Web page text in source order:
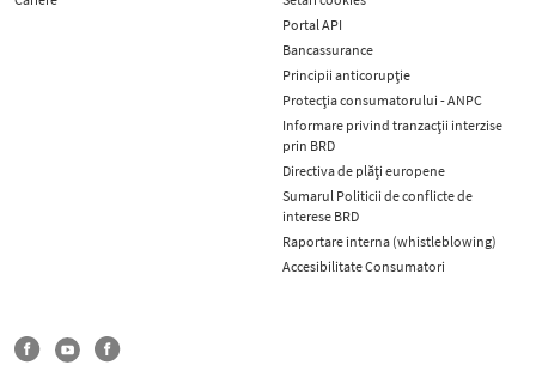
Portal API
Bancassurance
Principii anticorupţie
Protecţia consumatorului - ANPC
Informare privind tranzacții interzise
prin BRD
Directiva de plăți europene
Sumarul Politicii de conflicte de
interese BRD
Raportare interna (whistleblowing)
Accesibilitate Consumatori